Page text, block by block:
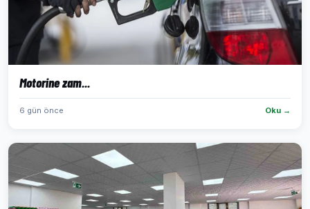
Motorine zam...
6 gün önce Oku →